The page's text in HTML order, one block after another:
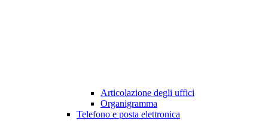
Articolazione degli uffici
Organigramma
Telefono e posta elettronica